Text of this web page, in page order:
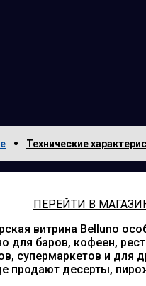
Технические
ПЕРЕЙТИ В
витрина Belluno
для баров, кофеен,
супермаркетов и для
продают десерты,